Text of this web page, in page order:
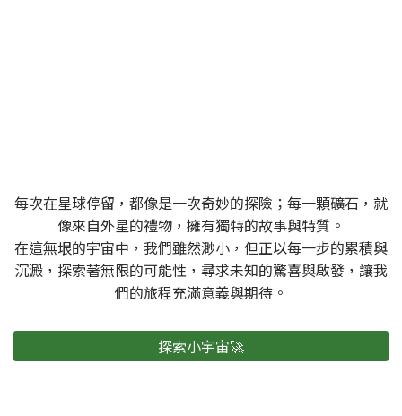
每次在星球停留，都像是一次奇妙的探險；每一顆礦石，就
像來自外星的禮物，擁有獨特的故事與特質。
在這無垠的宇宙中，我們雖然渺小，但正以每一步的累積與
沉澱，探索著無限的可能性，尋求未知的驚喜與啟發，讓我
們的旅程充滿意義與期待。
探索小宇宙🚀